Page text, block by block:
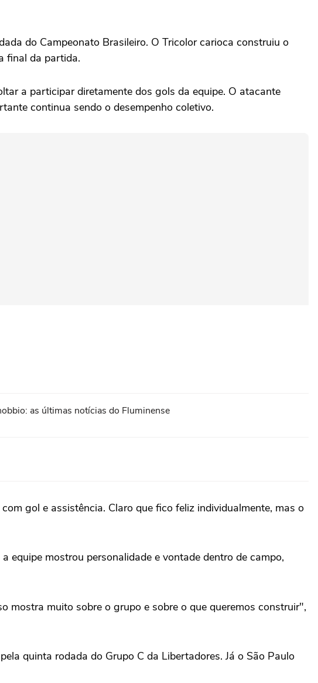
do Campeonato Brasileiro. O Tricolor carioca construiu o
final da partida.
a participar diretamente dos gols da equipe. O atacante
continua sendo o desempenho coletivo.
as últimas notícias do Fluminense
gol e assistência. Claro que fico feliz individualmente, mas o
equipe mostrou personalidade e vontade dentro de campo,
mostra muito sobre o grupo e sobre o que queremos construir",
quinta rodada do Grupo C da Libertadores. Já o São Paulo